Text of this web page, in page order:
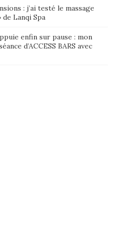
: j’ai testé le massage
de Lanqi Spa
enfin sur pause : mon
d’ACCESS BARS avec